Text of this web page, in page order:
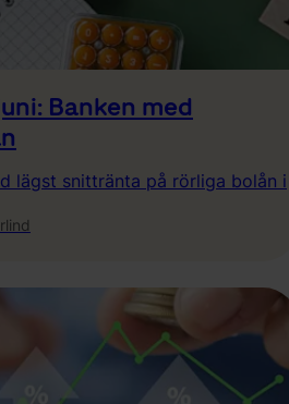
Banken med
lägst snittränta på rörliga bolån i